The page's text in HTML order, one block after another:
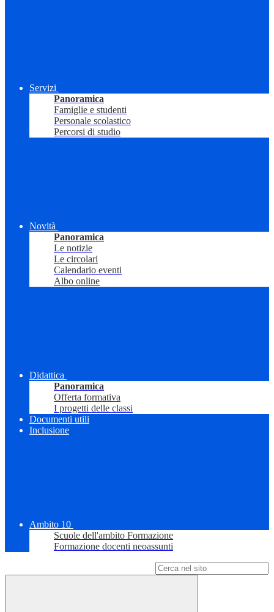
Servizi
Panoramica
Famiglie e studenti
Personale scolastico
Percorsi di studio
Novità
Panoramica
Le notizie
Le circolari
Calendario eventi
Albo online
Didattica
Panoramica
Offerta formativa
I progetti delle classi
Documenti utili
Inclusione
Ambito 10
Scuole dell'ambito Formazione
Formazione docenti neoassunti